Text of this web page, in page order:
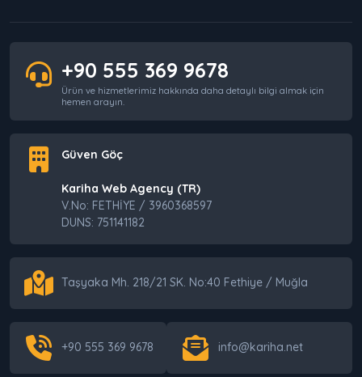
+90 555 369 9678
Ürün ve hizmetlerimiz hakkında daha detaylı bilgi almak için
hemen arayın.
Güven Göç
Kariha Web Agency (TR)
V.No: FETHİYE / 3960368597
DUNS: 751141182
Taşyaka Mh. 218/21 SK. No:40 Fethiye / Muğla
+90 555 369 9678 info@kariha.net